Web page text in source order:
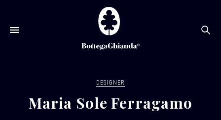
DESIGNER
Maria Sole Ferragamo